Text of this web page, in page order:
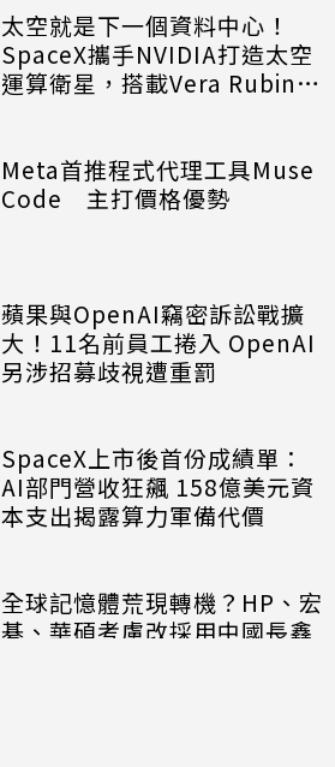
太空就是下一個資料中心！
SpaceX攜手NVIDIA打造太空
運算衛星，搭載Vera Rubin運
Meta首推程式代理工具Muse
Code 主打價格優勢
蘋果與OpenAI竊密訴訟戰擴
大！11名前員工捲入 OpenAI
另涉招募歧視遭重罰
SpaceX上市後首份成績單：
AI部門營收狂飆 158億美元資
本支出揭露算力軍備代價
全球記憶體荒現轉機？HP、宏
碁、華碩考慮改採用中國長鑫